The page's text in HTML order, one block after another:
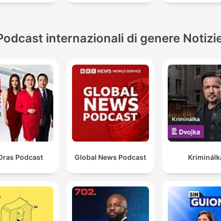
internazionali di genere
Podcast Global News Podcast